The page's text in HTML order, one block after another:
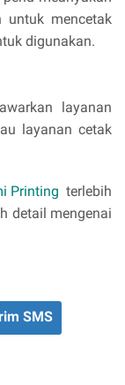
untuk mencetak
digunakan.
layanan
layanan cetak
Printing terlebih
detail mengenai
SMS